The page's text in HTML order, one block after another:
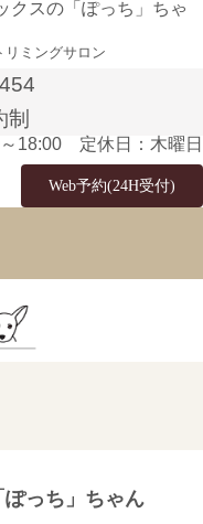
クスの「ぽっち」ちゃ
リミングサロン
18:00 定休日：木曜日
Web予約(24H受付)
っち」ちゃん